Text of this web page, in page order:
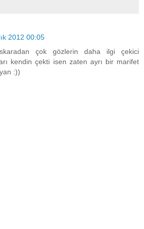
2012 00:05
çok gözlerin daha ilgi çekici
kendin çekti isen zaten ayrı bir marifet
:))